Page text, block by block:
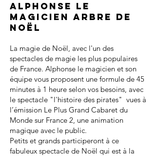
Alphonse le
magicien arbre de
noël
La magie de Noël, avec l'un des
spectacles de magie les plus populaires
de France. Alphonse le magicien et son
équipe vous proposent une formule de 45
minutes à 1 heure selon vos besoins, avec
le spectacle "l'histoire des pirates" vues à
l’émission Le Plus Grand Cabaret du
Monde sur France 2, une animation
magique avec le public.
Petits et grands participeront à ce
fabuleux spectacle de Noël qui est à la